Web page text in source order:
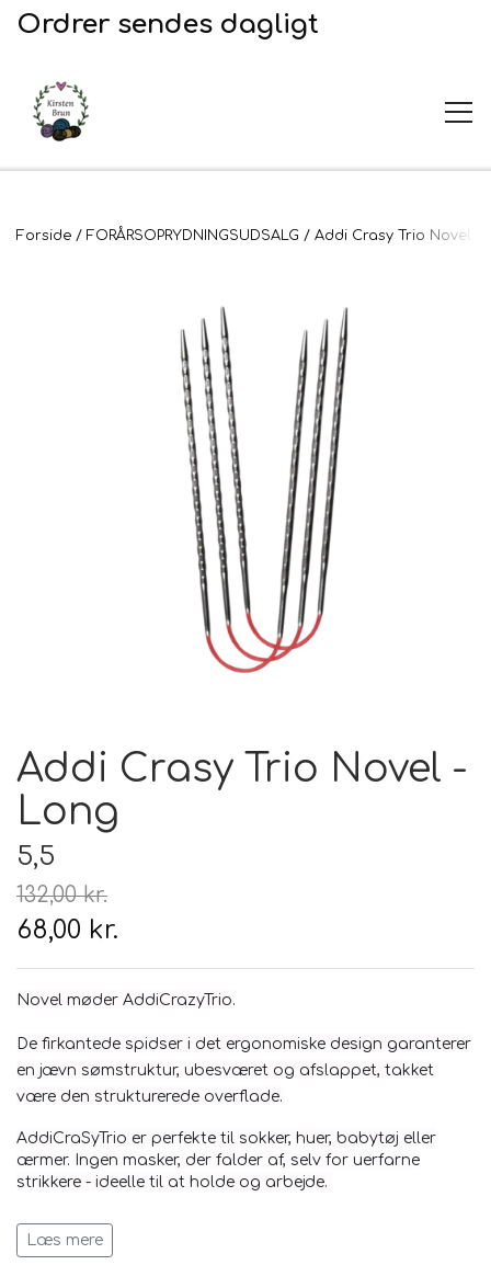
Ordrer sendes dagligt
UDSALG
Garn og opskrifter
Opskrifter
Broderi
2. Sortering
Stof til broderi
Plejeprodukter
Hårpleje
Hudpleje
Til uld
Tilbehør
Hanke - restparti
Tyngdefyld af genbrugsplast
Strikketid
Gavekort
Forside FORÅRSOPRYDNINGSUDSALG Addi Crasy Trio Novel -
Addi Crasy Trio Novel -
Long
5,5
132,00 kr.
68,00 kr.
Novel møder AddiCrazyTrio.
De firkantede spidser i det ergonomiske design garanterer
en jævn sømstruktur, ubesværet og afslappet, takket
være den strukturerede overflade.
AddiCraSyTrio er perfekte til sokker, huer, babytøj eller
ærmer. Ingen masker, der falder af, selv for uerfarne
strikkere - ideelle til at holde og arbejde.
Materiale:hvid bronzeret messing med to Lace spidser
og rød addi wire
Læs mere